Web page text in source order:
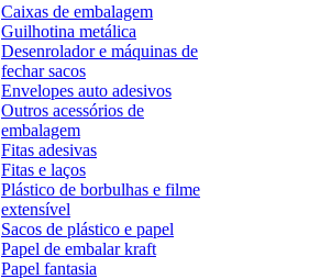
Caixas de embalagem
Guilhotina metálica
Desenrolador e máquinas de
fechar sacos
Envelopes auto adesivos
Outros acessórios de
embalagem
Fitas adesivas
Fitas e laços
Plástico de borbulhas e filme
extensível
Sacos de plástico e papel
Papel de embalar kraft
Papel fantasia